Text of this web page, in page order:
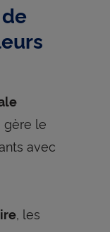
gère le
avec
, les